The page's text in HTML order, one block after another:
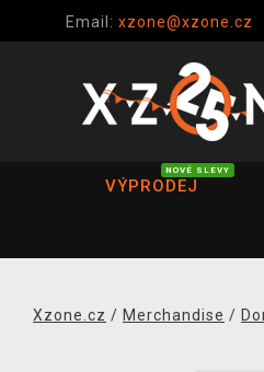
Email: xzone@xzone.cz
VÝPRODEJ
NOVÉ SLEVY
Xzone.cz / Merchandise /